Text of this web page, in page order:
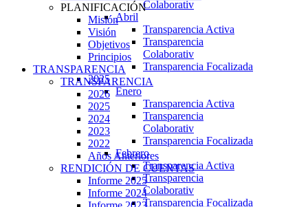
Colaborativ
Abril
Transparencia Activa
Transparencia
Colaborativ
Transparencia Focalizada
2025
Enero
Transparencia Activa
Transparencia
Colaborativ
Transparencia Focalizada
Febrero
Transparencia Activa
Transparencia
Colaborativ
Transparencia Focalizada
PLANIFICACIÓN
Misión
Visión
Objetivos
Principios
TRANSPARENCIA
TRANSPARENCIA
2026
2025
2024
2023
2022
Años Anteriores
RENDICIÓN DE CUENTAS
Informe 2025
Informe 2024